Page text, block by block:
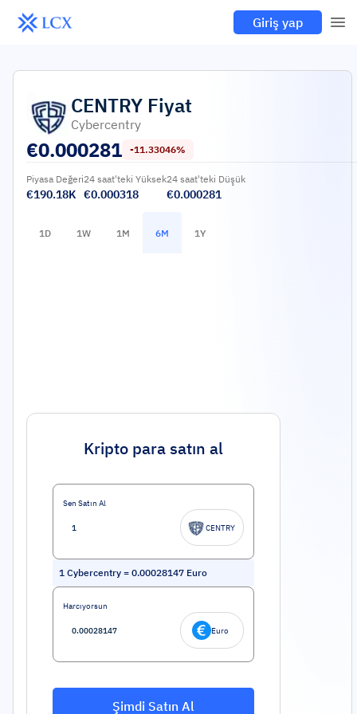
Giriş yap
CENTRY Fiyat
Cybercentry
€0.000281 -11.33046%
Piyasa Değeri
€190.18K
24 saat'teki Yüksek
€0.000318
24 saat'teki Düşük
€0.000281
1D 1W 1M 6M 1Y
Kripto para satın al
Sen Satın Al
CENTRY
1 Cybercentry = 0.00028147 Euro
Harcıyorsun
Euro
Şimdi Satın Al